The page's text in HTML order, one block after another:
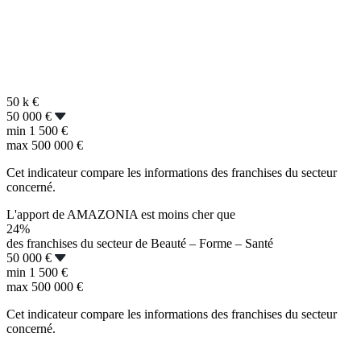
50 k €
50 000 €
min 1 500 €
max 500 000 €
Cet indicateur compare les informations des franchises du secteur
concerné.
L'apport de AMAZONIA est moins cher que
24%
des franchises du secteur de Beauté – Forme – Santé
50 000 €
min 1 500 €
max 500 000 €
Cet indicateur compare les informations des franchises du secteur
concerné.